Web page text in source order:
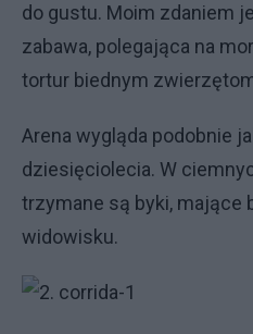
do gustu. Moim zdaniem
zabawa, polegająca na
tortur biednym
Arena wygląda podobnie
dziesięciolecia. W
trzymane są byki, mające
widowisku.